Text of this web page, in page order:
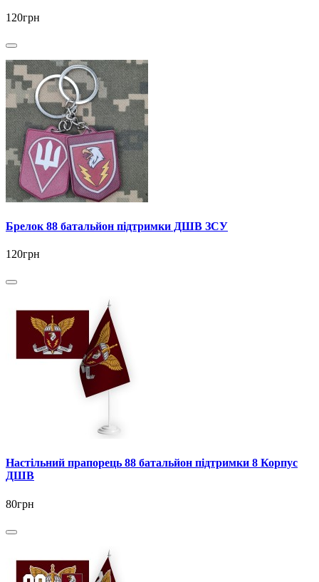
120грн
Брелок 88 батальйон підтримки ДШВ ЗСУ
120грн
Настільний прапорець 88 батальйон підтримки 8 Корпус
ДШВ
80грн